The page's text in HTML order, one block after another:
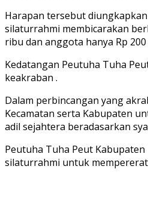
Harapan tersebut
silaturrahmi membicarakan
ribu dan anggota hanya Rp
Kedatangan Peutuha Tuha
keakraban .
Dalam perbincangan yang
Kecamatan serta Kabupaten
adil sejahtera beradasarkan
Peutuha Tuha Peut
silaturrahmi untuk